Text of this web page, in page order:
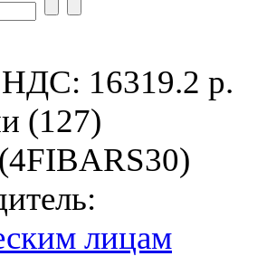
НДС: 16319.2 р.
(127)
лицам